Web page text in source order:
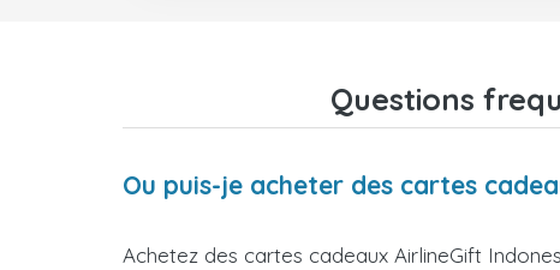
Questions
Ou puis-je acheter des cartes
Achetez des cartes cadeaux AirlineGift